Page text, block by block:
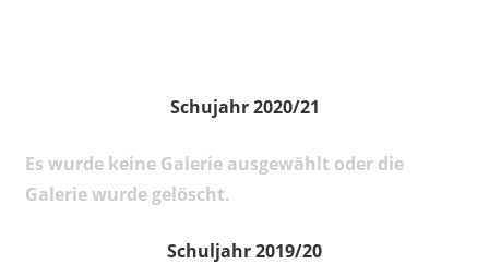
Schujahr 2020/21
Es wurde keine Galerie ausgewählt oder die
Galerie wurde gelöscht.
Schuljahr 2019/20